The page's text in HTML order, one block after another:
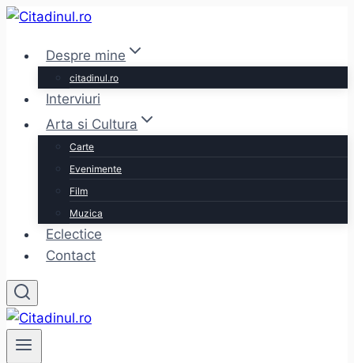
Skip
contentDespre mine
citadinul.ro
Interviuri
Arta si Cultura
Carte
Evenimente
Film
Muzica
Eclectice
Contact